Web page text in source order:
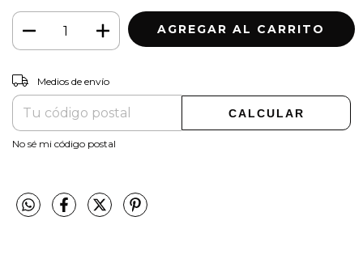
Entregas para el CP:
Medios de envío
CALCULAR
No sé mi código postal